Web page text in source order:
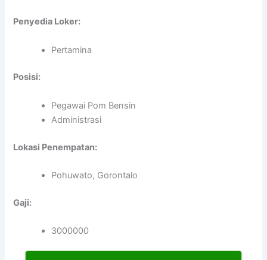
Penyedia Loker:
Pertamina
Posisi:
Pegawai Pom Bensin
Administrasi
Lokasi Penempatan:
Pohuwato, Gorontalo
Gaji:
3000000